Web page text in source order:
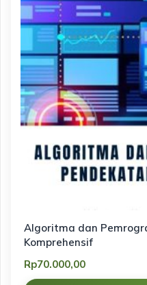
Algoritma dan
Komprehensif
Rp70.000,00